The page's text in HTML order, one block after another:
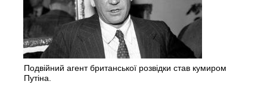
Подвійний агент британської розвідки став кумиром
Путіна.